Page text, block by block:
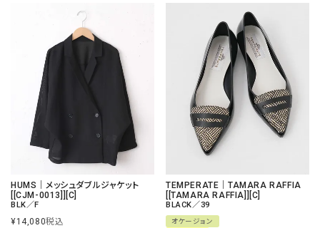
HUMS｜メッシュダブルジャケット
[[CJM-0013]][C]
BLK／F
¥14,080税込
TEMPERATE｜TAMARA RAFFIA
[[TAMARA RAFFIA]][C]
BLACK／39
オケージョン